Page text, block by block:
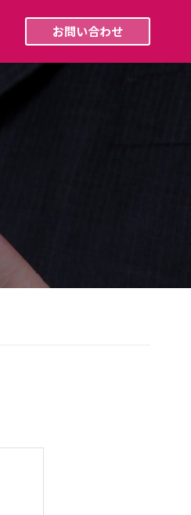
採用情報 最新ニュース
お問い合わせ